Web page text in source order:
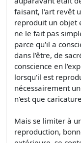
faisant, l'art revêt
reproduit un objet
ne le fait pas
parce qu'il a
dans l'être, de
conscience en
lorsqu'il est
nécessairement
n'est que
Mais se limiter à
reproduction,